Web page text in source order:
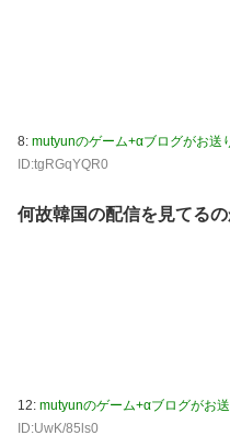
8: mutyunのゲーム+αブログがお送
ID:tgRGqYQR0
何故韓国の配信を見てる
12: mutyunのゲーム+αブログがお送
ID:UwK/85ls0